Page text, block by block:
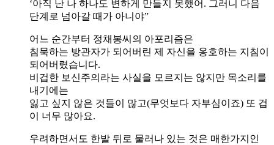
‘아직 난 나 하나도 변하게 만들지 못했어. 그러니 다음
단계로 넘아갈 때가 아니야”
어느 순간부터 정채봉씨의 아포리즘은
침묵하는 방관자가 되어버린 제 자신을 옹호하는 지침이
되어버렸습니다.
비겁한 보신주의라는 사실을 모르지는 않지만 목소리를
내기에는
잃고 싶지 않은 것들이 많고(무엇보다 자부심이죠) 또 겁
이 너무 많아요.
우려하면서도 한발 뒤로 물러나 있는 것은 매한가지인